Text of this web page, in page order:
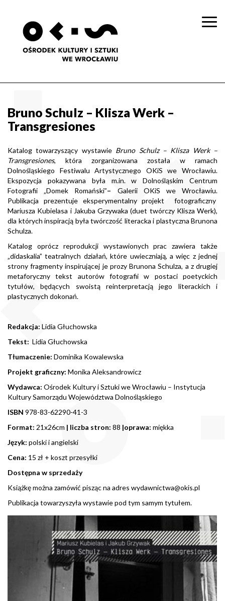
Bruno Schulz – Klisza Werk –
Transgresiones
Katalog towarzyszący wystawie Bruno Schulz – Klisza Werk –
Transgresiones, która zorganizowana została w ramach
Dolnośląskiego Festiwalu Artystycznego OKiS we Wrocławiu.
Ekspozycja pokazywana była m.in. w Dolnośląskim Centrum
Fotografii „Domek Romański”– Galerii OKiS we Wrocławiu.
Publikacja prezentuje eksperymentalny projekt fotograficzny
Mariusza Kubielasa i Jakuba Grzywaka (duet twórczy Klisza Werk),
dla których inspiracją była twórczość literacka i plastyczna Brunona
Schulza.
Katalog oprócz reprodukcji wystawionych prac zawiera także
„didaskalia” teatralnych działań, które uwieczniają, a więc z jednej
strony fragmenty inspirującej je prozy Brunona Schulza, a z drugiej
metaforyczny tekst autorów fotografii w postaci poetyckich
tytułów, będących swoistą reinterpretacją jego literackich i
plastycznych dokonań.
Redakcja: Lidia Głuchowska
Tekst: Lidia Głuchowska
Tłumaczenie: Dominika Kowalewska
Projekt graficzny: Monika Aleksandrowicz
Wydawca: Ośrodek Kultury i Sztuki we Wrocławiu – Instytucja
Kultury Samorządu Województwa Dolnośląskiego
ISBN 978-83-62290-41-3
Format: 21x26cm | liczba stron: 88 |oprawa: miękka
Język: polski i angielski
Cena: 15 zł + koszt przesyłki
Dostępna w sprzedaży
Książkę można zamówić pisząc na adres wydawnictwa@okis.pl
Publikacja towarzyszyła wystawie pod tym samym tytułem.